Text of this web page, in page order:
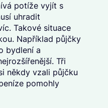
potíže vyjít s
uhradit
Takové situace
Například půjčky
bydlení a
Tři
někdy vzali půjčku
pomohly